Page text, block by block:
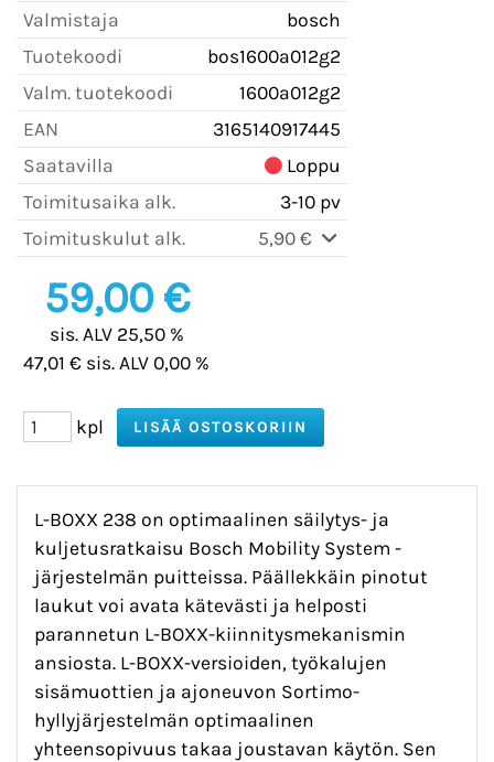
Valmistaja
bosch
Tuotekoodi
bos1600a012g2
Valm. tuotekoodi
1600a012g2
EAN
3165140917445
Saatavilla
Loppu
Toimitusaika alk.
3-10 pv
Toimituskulut alk.
5,90 €
59,00 €
sis. ALV 25,50 %
47,01 € sis. ALV 0,00 %
kpl
L-BOXX 238 on optimaalinen säilytys- ja
kuljetusratkaisu Bosch Mobility System -
järjestelmän puitteissa. Päällekkäin pinotut
laukut voi avata kätevästi ja helposti
parannetun L-BOXX-kiinnitysmekanismin
ansiosta. L-BOXX-versioiden, työkalujen
sisämuottien ja ajoneuvon Sortimo-
hyllyjärjestelmän optimaalinen
yhteensopivuus takaa joustavan käytön. Sen